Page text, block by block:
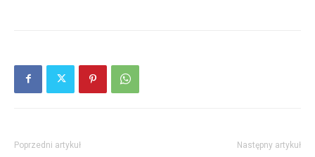
Poprzedni artykuł Następny artykuł